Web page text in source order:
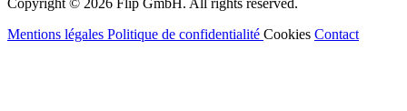
Mentions légales Politique de confidentialité Cookies Contact